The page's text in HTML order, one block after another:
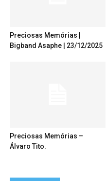
Preciosas Memórias |
Bigband Asaphe | 23/12/2025
Preciosas Memórias –
Álvaro Tito.